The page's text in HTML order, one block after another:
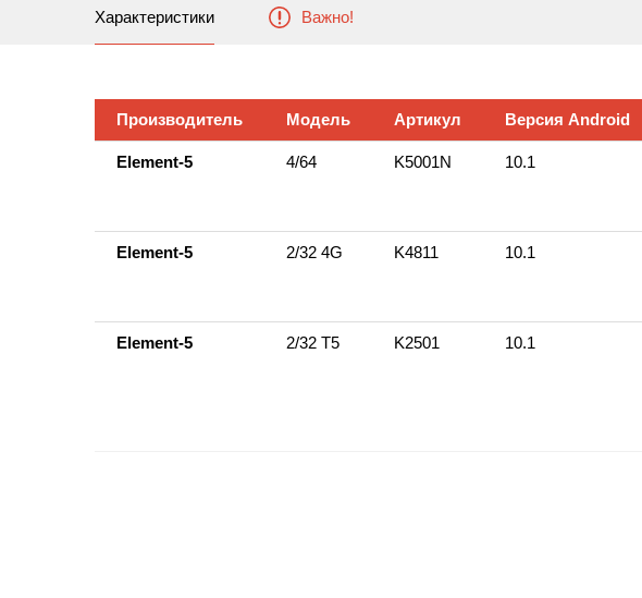
Характеристики Важно!
Производитель Модель Артикул Версия Android
Element-5 4/64 K5001N 10.1
Element-5 2/32 4G K4811 10.1
Element-5 2/32 Т5 K2501 10.1